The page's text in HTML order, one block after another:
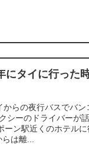
にタイに行っ
らの夜行バスでバン
シーのドライバーが
ン駅近くのホテルに
は離...